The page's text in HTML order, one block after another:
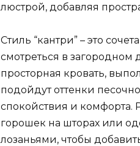
люстрой, добавляя
Стиль “кантри” – это
смотреться в загородном
просторная кровать,
подойдут оттенки
спокойствия и комфорта.
горошек на шторах или
лозаньями, чтобы